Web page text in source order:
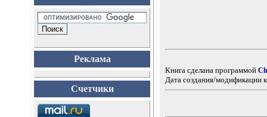
Реклама
Счетчики
Книга сделана программой
Дата создания/модификации